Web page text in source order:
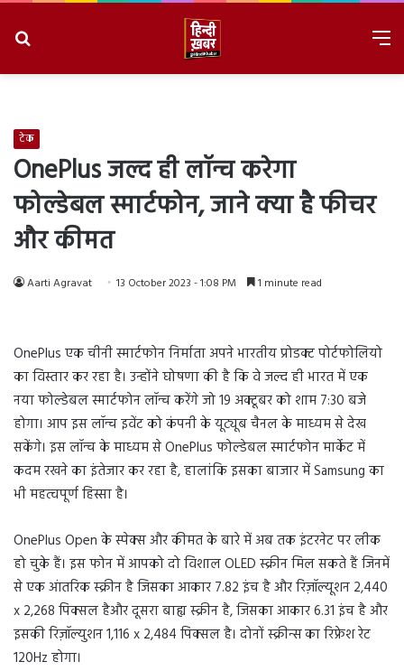
टेक
OnePlus जल्द ही लॉन्च करेगा
फोल्डेबल स्मार्टफोन, जाने क्या है फीचर
और कीमत
Aarti Agravat 13 October 2023 - 1:08 PM 1 minute read
OnePlus एक चीनी स्मार्टफोन निर्माता अपने भारतीय प्रोडक्ट पोर्टफोलियो
का विस्तार कर रहा है। उन्होंने घोषणा की है कि वे जल्द ही भारत में एक
नया फोल्डेबल स्मार्टफोन लॉन्च करेंगे जो 19 अक्टूबर को शाम 7:30 बजे
होगा। आप इस लॉन्च इवेंट को कंपनी के यूट्यूब चैनल के माध्यम से देख
सकेंगे। इस लॉन्च के माध्यम से OnePlus फोल्डेबल स्मार्टफोन मार्केट में
कदम रखने का इंतेजार कर रहा है, हालांकि इसका बाजार में Samsung का
भी महत्वपूर्ण हिस्सा है।
OnePlus Open के स्पेक्स और कीमत के बारे में अब तक इंटरनेट पर लीक
हो चुके हैं। इस फोन में आपको दो विशाल OLED स्क्रीन मिल सकते हैं जिनमें
से एक आंतरिक स्क्रीन है जिसका आकार 7.82 इंच है और रिज़ॉल्यूशन 2,440
x 2,268 पिक्सल हैऔर दूसरा बाह्य स्क्रीन है, जिसका आकार 6.31 इंच है और
इसकी रिज़ॉल्युशन 1,116 x 2,484 पिक्सल है। दोनों स्क्रीन्स का रिफ्रेश रेट
120Hz होगा।